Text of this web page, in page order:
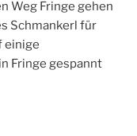
Weg Fringe gehen
Schmankerl für
einige
Fringe gespannt